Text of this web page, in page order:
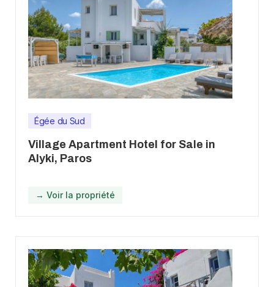
Égée du Sud
Village Apartment Hotel for Sale in
Alyki, Paros
→ Voir la propriété